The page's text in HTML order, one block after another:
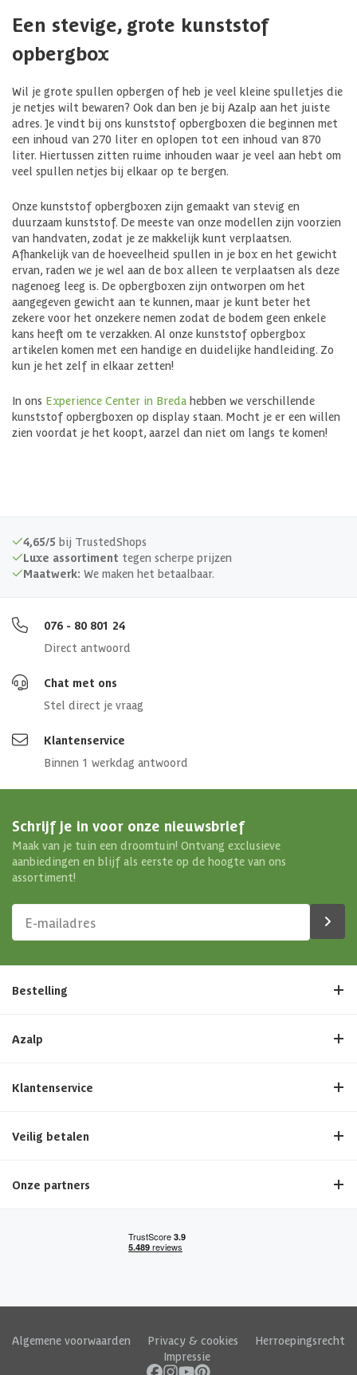
Een stevige, grote kunststof
opbergbox
Wil je grote spullen opbergen of heb je veel kleine spulletjes die
je netjes wilt bewaren? Ook dan ben je bij Azalp aan het juiste
adres. Je vindt bij ons kunststof opbergboxen die beginnen met
een inhoud van 270 liter en oplopen tot een inhoud van 870
liter. Hiertussen zitten ruime inhouden waar je veel aan hebt om
veel spullen netjes bij elkaar op te bergen.
Onze kunststof opbergboxen zijn gemaakt van stevig en
duurzaam kunststof. De meeste van onze modellen zijn voorzien
van handvaten, zodat je ze makkelijk kunt verplaatsen.
Afhankelijk van de hoeveelheid spullen in je box en het gewicht
ervan, raden we je wel aan de box alleen te verplaatsen als deze
nagenoeg leeg is. De opbergboxen zijn ontworpen om het
aangegeven gewicht aan te kunnen, maar je kunt beter het
zekere voor het onzekere nemen zodat de bodem geen enkele
kans heeft om te verzakken. Al onze kunststof opbergbox
artikelen komen met een handige en duidelijke handleiding. Zo
kun je het zelf in elkaar zetten!
In ons Experience Center in Breda hebben we verschillende
kunststof opbergboxen op display staan. Mocht je er een willen
zien voordat je het koopt, aarzel dan niet om langs te komen!
4,65/5 bij TrustedShops
Luxe assortiment tegen scherpe prijzen
Maatwerk: We maken het betaalbaar.
076 - 80 801 24
Direct antwoord
Chat met ons
Stel direct je vraag
Klantenservice
Binnen 1 werkdag antwoord
Schrijf je in voor onze nieuwsbrief
Maak van je tuin een droomtuin! Ontvang exclusieve
aanbiedingen en blijf als eerste op de hoogte van ons
assortiment!
Bestelling
Azalp
Klantenservice
Veilig betalen
Onze partners
Algemene voorwaarden Privacy & cookies
Herroepingsrecht
Impressie